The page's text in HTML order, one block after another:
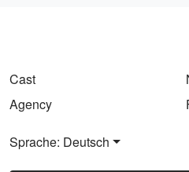
Cast
Agency
Sprache: Deutsch